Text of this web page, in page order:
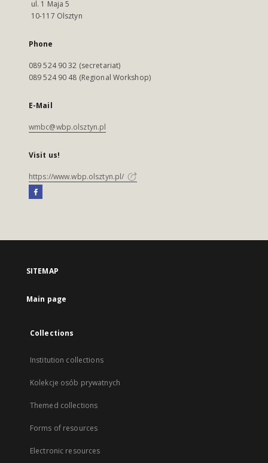
ul. 1 Maja 5
10-117 Olsztyn
Phone
089 524 90 32 (secretariat)
089 524 90 48 (Regional Workshop)
E-Mail
wmbc@wbp.olsztyn.pl
Visit us!
https://www.wbp.olsztyn.pl/
SITEMAP
Main page
Collections
Institution collections
Kolekcje osób prywatnych
Themed collections
Forms of resources
Electronic resources